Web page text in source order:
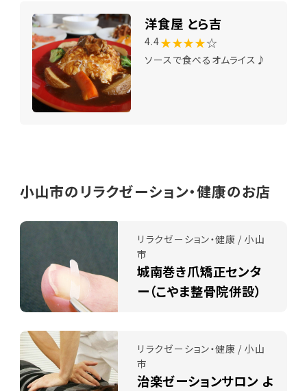
洋食屋 とら吉
4.4★★★★☆
ソースで食べるオムライス♪
小山市のリラクゼーション・健康のお店
リラクゼーション・健康 / 小山
市
城南巻き爪矯正センタ
ー（こやま整骨院併設）
リラクゼーション・健康 / 小山
市
治楽ゼーションサロン よ